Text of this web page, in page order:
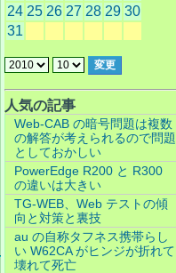
24 25 26 27 28 29 30
31
人気の記事
Web-CAB の暗号問題は複数
の解答が考えられるので問題
としておかしい
PowerEdge R200 と R300
の違いは大きい
TG-WEB、Web テストの傾
向と対策と裏技
au の自称タフネス携帯らし
い W62CA がヒンジが折れて
壊れて死亡